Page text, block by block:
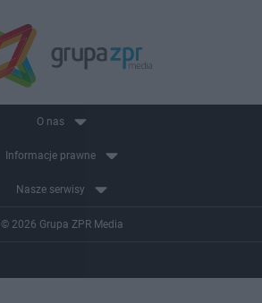
O nas
Informacje prawne
Nasze serwisy
© 2026 Grupa ZPR Media